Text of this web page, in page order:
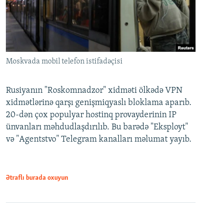
Moskvada mobil telefon istifadəçisi
Rusiyanın "Roskomnadzor" xidməti ölkədə VPN
xidmətlərinə qarşı genişmiqyaslı bloklama aparıb.
20-dən çox populyar hostinq provayderinin IP
ünvanları məhdudlaşdırılıb. Bu barədə "Eksployt"
və "Agentstvo" Telegram kanalları məlumat yayıb.
Ətraflı burada oxuyun